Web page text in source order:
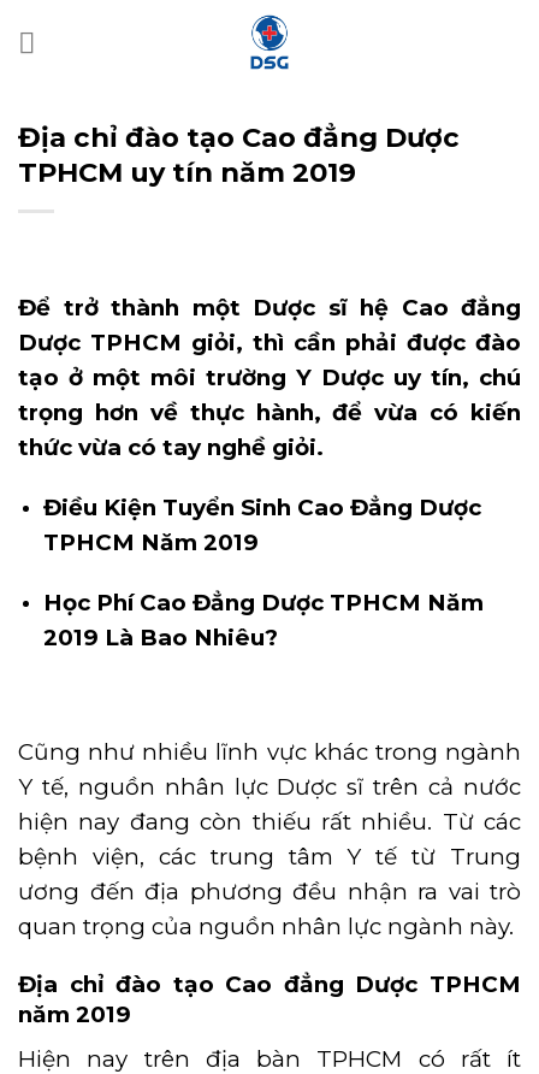
Địa chỉ đào tạo Cao đẳng Dược
TPHCM uy tín năm 2019
Để trở thành một Dược sĩ hệ Cao đẳng
Dược TPHCM giỏi, thì cần phải được đào
tạo ở một môi trường Y Dược uy tín, chú
trọng hơn về thực hành, để vừa có kiến
thức vừa có tay nghề giỏi.
Điều Kiện Tuyển Sinh Cao Đẳng Dược
TPHCM Năm 2019
Học Phí Cao Đẳng Dược TPHCM Năm
2019 Là Bao Nhiêu?
Cũng như nhiều lĩnh vực khác trong ngành
Y tế, nguồn nhân lực Dược sĩ trên cả nước
hiện nay đang còn thiếu rất nhiều. Từ các
bệnh viện, các trung tâm Y tế từ Trung
ương đến địa phương đều nhận ra vai trò
quan trọng của nguồn nhân lực ngành này.
Địa chỉ đào tạo Cao đẳng Dược TPHCM
năm 2019
Hiện nay trên địa bàn TPHCM có rất ít